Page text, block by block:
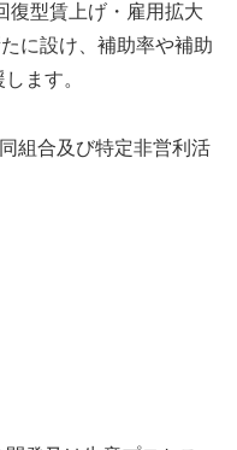
復型賃上げ・雇用拡大
に設け、補助率や補助
ます。
組合及び特定非営利活